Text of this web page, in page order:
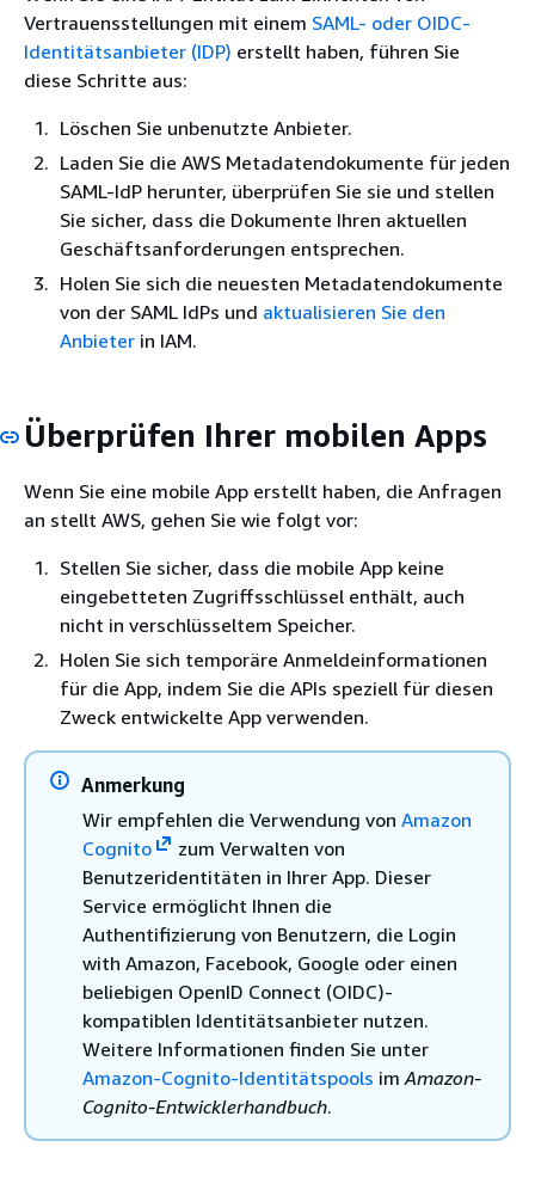
Vertrauensstellungen mit einem SAML- oder OIDC-
Identitätsanbieter (IDP) erstellt haben, führen Sie
diese Schritte aus:
Löschen Sie unbenutzte Anbieter.
Laden Sie die AWS Metadatendokumente für jeden
SAML-IdP herunter, überprüfen Sie sie und stellen
Sie sicher, dass die Dokumente Ihren aktuellen
Geschäftsanforderungen entsprechen.
Holen Sie sich die neuesten Metadatendokumente
von der SAML IdPs und aktualisieren Sie den
Anbieter in IAM.
Überprüfen Ihrer mobilen Apps
Wenn Sie eine mobile App erstellt haben, die Anfragen
an stellt AWS, gehen Sie wie folgt vor:
Stellen Sie sicher, dass die mobile App keine
eingebetteten Zugriffsschlüssel enthält, auch
nicht in verschlüsseltem Speicher.
Holen Sie sich temporäre Anmeldeinformationen
für die App, indem Sie die APIs speziell für diesen
Zweck entwickelte App verwenden.
Anmerkung
Wir empfehlen die Verwendung von Amazon
Cognito
zum Verwalten von
Benutzeridentitäten in Ihrer App. Dieser
Service ermöglicht Ihnen die
Authentifizierung von Benutzern, die Login
with Amazon, Facebook, Google oder einen
beliebigen OpenID Connect (OIDC)-
kompatiblen Identitätsanbieter nutzen.
Weitere Informationen finden Sie unter
Amazon-Cognito-Identitätspools imAmazon-
Cognito-Entwicklerhandbuch.